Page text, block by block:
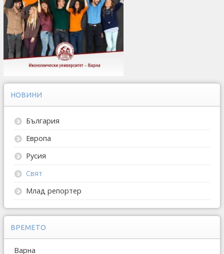
НОВИНИ
България
Европа
Русия
Свят
Млад репортер
ВРЕМЕТО
Варна